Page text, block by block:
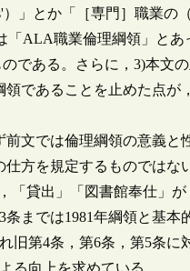
」とか「［専門］職業の
「ALA職業倫理綱領」と
である。さらに，3)本文
であることを止めた点が
文では倫理綱領の意義
方を規定するものではな
「貸出」「図書館奉仕」
までは1981年綱領と基
旧第4条，第6条，第5条に